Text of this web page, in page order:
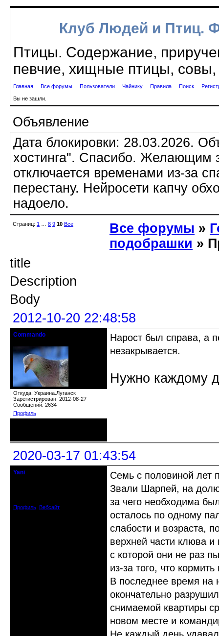
Клуб Людей и Птиц.
Птицы. Содержание,
певчие, хищные птицы, совы,
Главная Все форумы Пользователи Чайнику Правила Поиск
Вы не зашли.
Объявление
Дата блокировки: 28.03.2026.
хостинга". Спасибо. Желающим
отключается временами из-за
перестану. Нейросети капчу
надоело.
Страниц: 1 8 9 10 Все Все форумы »
подобрашки »
title
Description
Body
2012-10-20 22:48:58
Commando
Откуда: Украина.Луганск
Зарегистрирован: 2012-08-27
Сообщений: 2634
Профиль
Нарост был справа, а
незакрывается.
Нужно каждому
2020-03-17 01:43:54
Yani
Профиль Вебсайт
Семь с половиной лет
Звали Шарпей, на
за чего необходима
осталось по одному
слабости и возраста,
верхней части клюва
с которой они не раз
из-за того, что
В последнее время на
окончательно
снимаемой квартиры
новом месте и